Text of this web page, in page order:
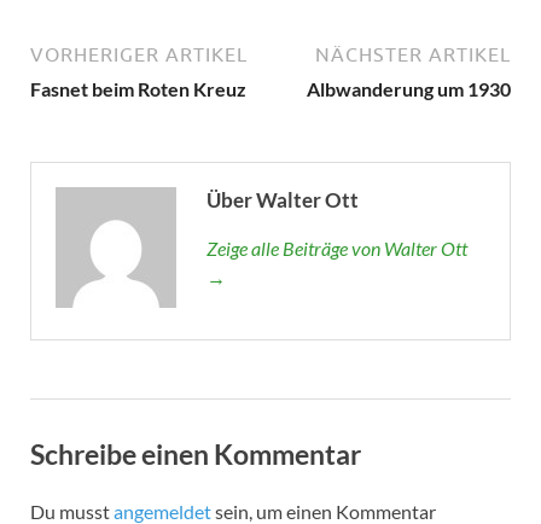
VORHERIGER ARTIKEL
Fasnet beim Roten Kreuz
NÄCHSTER ARTIKEL
Albwanderung um 1930
Über Walter Ott
Zeige alle Beiträge von Walter Ott
→
Schreibe einen Kommentar
Du musstangemeldetsein, um einen Kommentar